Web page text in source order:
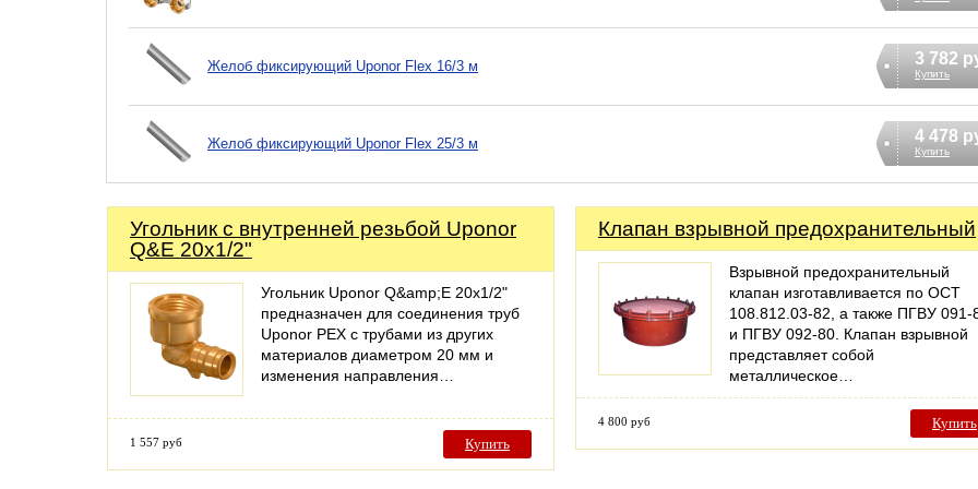
Желоб фиксирующий Uponor Flex 16/3 м 3 782
Купить
Желоб фиксирующий Uponor Flex 25/3 м 4 478
Купить
Угольник с внутренней резьбой Uponor
Q&E 20х1/2"
Угольник Uponor Q&amp;E 20х1/2"
предназначен для соединения труб
Uponor PEX с трубами из других
материалов диаметром 20 мм и
изменения направления…
1 557 руб Купить
Клапан взрывной предохранительный
Взрывной предохранительный
клапан изготавливается по ОСТ
108.812.03-82, а также ПГВУ 091-
и ПГВУ 092-80. Клапан взрывной
представляет собой
металлическое…
4 800 руб Купить